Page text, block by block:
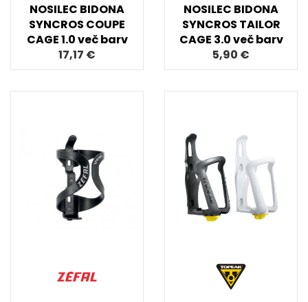
NOSILEC BIDONA
SYNCROS COUPE
CAGE 1.0 več barv
17,17 €
NOSILEC BIDONA
SYNCROS TAILOR
CAGE 3.0 več barv
5,90 €